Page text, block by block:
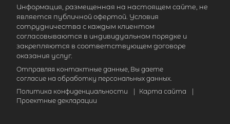
Информация, размещенная на настоящем сайте, не
является публичной офертой. Условия
сотрудничества с каждым клиентом
согласовываются в индивидуальном порядке и
закрепляются в соответствующем договоре
оказания услуг.
Отправляя контактные данные, Вы даете
согласие на обработку персональных данных.
Политика конфиденциальности
Карта сайта
Проектные декларации